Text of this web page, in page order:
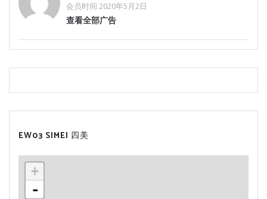
会员时间 2020年5月2日
查看全部广告
EW03 SIMEI 四美
+
-